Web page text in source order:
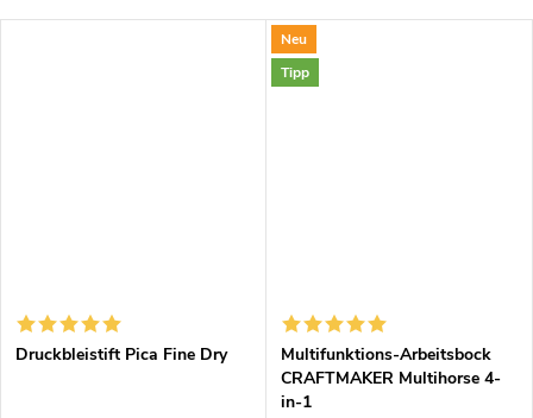
Druckbleistift Pica Fine Dry
Neu
Tipp
Multifunktions-Arbeitsbock
CRAFTMAKER Multihorse 4-
in-1